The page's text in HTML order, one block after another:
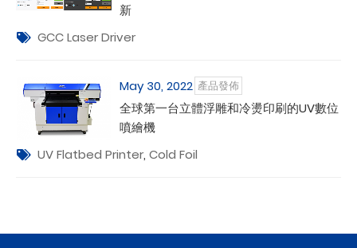
新
GCC Laser Driver
May 30, 2022 產品發佈
全球第一台立體浮雕和冷燙印刷的UV數位
噴繪機
UV Flatbed Printer, Cold Foil